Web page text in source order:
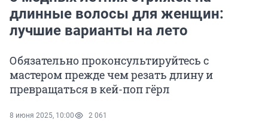
длинные волосы для женщин:
лучшие варианты на лето
Обязательно проконсультируйтесь с
мастером прежде чем резать длину и
превращаться в кей-поп гёрл
8 июня 2025, 10:00 2 061